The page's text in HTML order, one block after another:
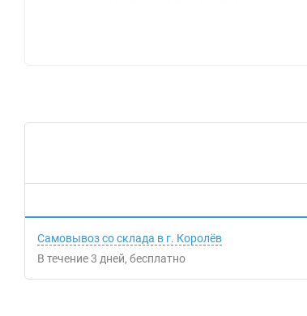
Самовывоз со склада в г. Королёв
В течение3 дней Бесплатно